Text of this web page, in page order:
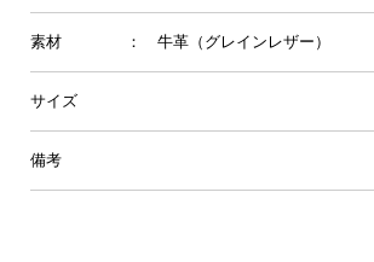
素材 ： 牛革（グレインレザー）
サイズ
備考